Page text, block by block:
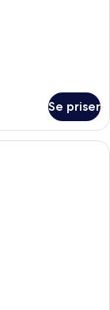
Se priser
med en stor seng,